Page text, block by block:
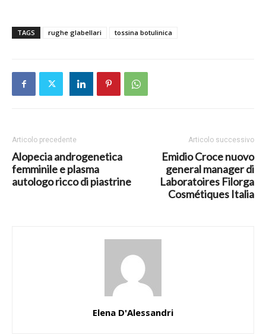
TAGS rughe glabellari tossina botulinica
Articolo precedente
Alopecia androgenetica
femminile e plasma
autologo ricco di piastrine
Articolo successivo
Emidio Croce nuovo
general manager di
Laboratoires Filorga
Cosmétiques Italia
Elena D'Alessandri